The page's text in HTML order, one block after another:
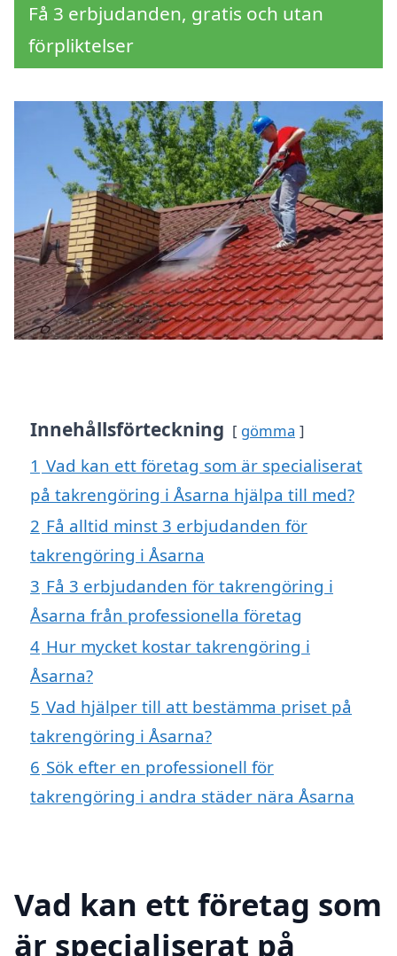
Få 3 erbjudanden, gratis och utan
förpliktelser
Innehållsförteckning gömma
1 Vad kan ett företag som är specialiserat
på takrengöring i Åsarna hjälpa till med?
2 Få alltid minst 3 erbjudanden för
takrengöring i Åsarna
3 Få 3 erbjudanden för takrengöring i
Åsarna från professionella företag
4 Hur mycket kostar takrengöring i
Åsarna?
5 Vad hjälper till att bestämma priset på
takrengöring i Åsarna?
6 Sök efter en professionell för
takrengöring i andra städer nära Åsarna
Vad kan ett företag som
är specialiserat på